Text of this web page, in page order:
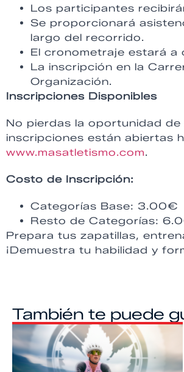
Los participantes
Se proporcionará
largo del recorrido.
El cronometraje estará a
La inscripción en la
Organización.
Inscripciones Disponibles
No pierdas la oportunidad
inscripciones están abiertas
www.masatletismo.com.
Costo de Inscripción:
Categorías Base: 3.00€
Resto de Categorías:
Prepara tus zapatillas,
¡Demuestra tu habilidad y
También te puede